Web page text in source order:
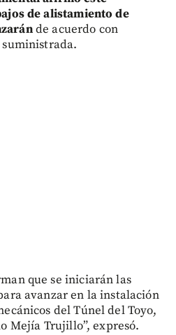
de alistamiento de
de acuerdo con
que se iniciarán las
avanzar en la instalación
del Túnel del Toyo,
Mejía Trujillo”, expresó.